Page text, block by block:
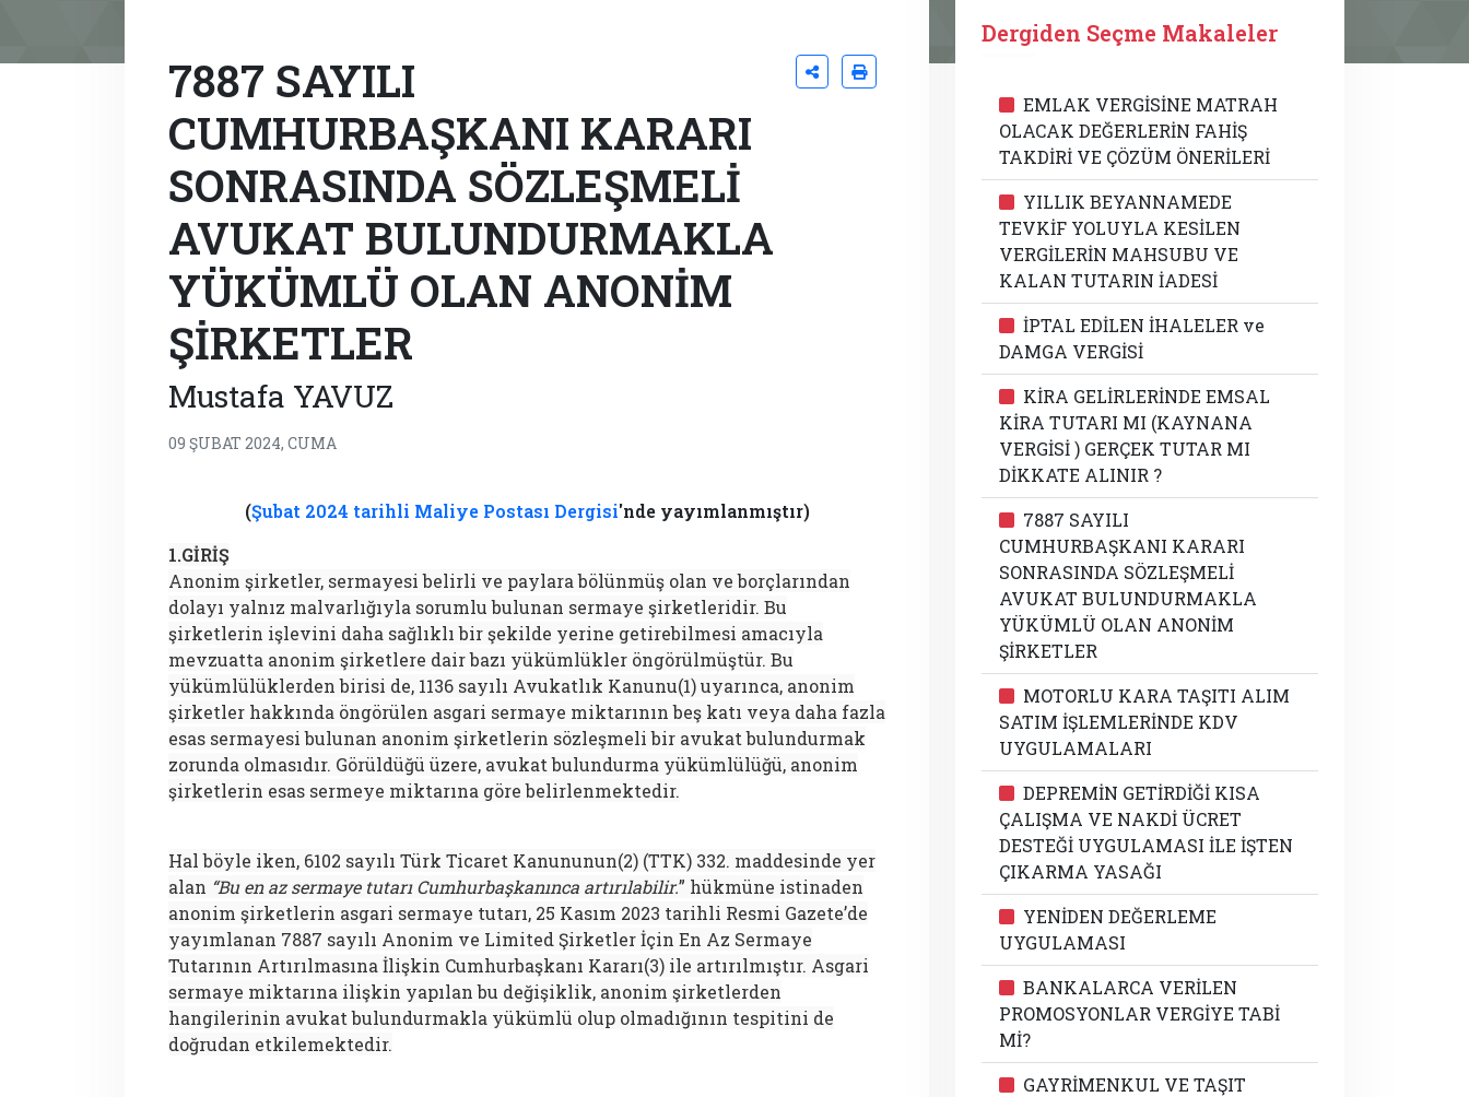
7887 SAYILI
CUMHURBAŞKANI KARARI
SONRASINDA SÖZLEŞMELİ
AVUKAT BULUNDURMAKLA
YÜKÜMLÜ OLAN ANONİM
ŞİRKETLER
Mustafa YAVUZ
09 ŞUBAT 2024, CUMA
(Şubat 2024 tarihli Maliye Postası Dergisi'nde yayımlanmıştır)
1.GİRİŞ
Anonim şirketler, sermayesi belirli ve paylara bölünmüş olan ve borçlarından
dolayı yalnız malvarlığıyla sorumlu bulunan sermaye şirketleridir. Bu
şirketlerin işlevini daha sağlıklı bir şekilde yerine getirebilmesi amacıyla
mevzuatta anonim şirketlere dair bazı yükümlükler öngörülmüştür. Bu
yükümlülüklerden birisi de, 1136 sayılı Avukatlık Kanunu(1) uyarınca, anonim
şirketler hakkında öngörülen asgari sermaye miktarının beş katı veya daha fazla
esas sermayesi bulunan anonim şirketlerin sözleşmeli bir avukat bulundurmak
zorunda olmasıdır. Görüldüğü üzere, avukat bulundurma yükümlülüğü, anonim
şirketlerin esas sermeye miktarına göre belirlenmektedir.
Hal böyle iken, 6102 sayılı Türk Ticaret Kanununun(2) (TTK) 332. maddesinde yer
alan “Bu en az sermaye tutarı Cumhurbaşkanınca artırılabilir.” hükmüne istinaden
anonim şirketlerin asgari sermaye tutarı, 25 Kasım 2023 tarihli Resmi Gazete’de
yayımlanan 7887 sayılı Anonim ve Limited Şirketler İçin En Az Sermaye
Tutarının Artırılmasına İlişkin Cumhurbaşkanı Kararı(3) ile artırılmıştır. Asgari
sermaye miktarına ilişkin yapılan bu değişiklik, anonim şirketlerden
hangilerinin avukat bulundurmakla yükümlü olup olmadığının tespitini de
doğrudan etkilemektedir.
Dergiden Seçme Makaleler
EMLAK VERGİSİNE MATRAH
OLACAK DEĞERLERİN FAHİŞ
TAKDİRİ VE ÇÖZÜM ÖNERİLERİ
YILLIK BEYANNAMEDE
TEVKİF YOLUYLA KESİLEN
VERGİLERİN MAHSUBU VE
KALAN TUTARIN İADESİ
İPTAL EDİLEN İHALELER ve
DAMGA VERGİSİ
KİRA GELİRLERİNDE EMSAL
KİRA TUTARI MI (KAYNANA
VERGİSİ ) GERÇEK TUTAR MI
DİKKATE ALINIR ?
7887 SAYILI
CUMHURBAŞKANI KARARI
SONRASINDA SÖZLEŞMELİ
AVUKAT BULUNDURMAKLA
YÜKÜMLÜ OLAN ANONİM
ŞİRKETLER
MOTORLU KARA TAŞITI ALIM
SATIM İŞLEMLERİNDE KDV
UYGULAMALARI
DEPREMİN GETİRDİĞİ KISA
ÇALIŞMA VE NAKDİ ÜCRET
DESTEĞİ UYGULAMASI İLE İŞTEN
ÇIKARMA YASAĞI
YENİDEN DEĞERLEME
UYGULAMASI
BANKALARCA VERİLEN
PROMOSYONLAR VERGİYE TABİ
Mİ?
GAYRİMENKUL VE TAŞIT